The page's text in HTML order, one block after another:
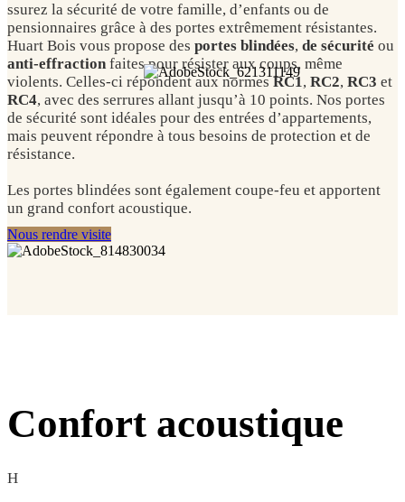
ssurez la sécurité de votre famille, d’enfants ou de
pensionnaires grâce à des portes extrêmement résistantes.
Huart Bois vous propose des portes blindées, de sécurité ou
anti-effraction faites pour résister aux coups, même
violents. Celles-ci répondent aux normes RC1, RC2, RC3 et
RC4, avec des serrures allant jusqu’à 10 points. Nos portes
de sécurité sont idéales pour des entrées d’appartements,
mais peuvent répondre à tous besoins de protection et de
résistance.
Les portes blindées sont également coupe-feu et apportent
un grand confort acoustique.
Nous rendre visite
Confort acoustique
H